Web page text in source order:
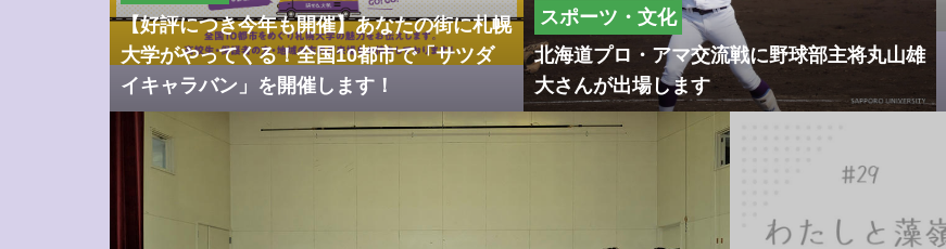
【好評につき今年も開催】あなたの街に札幌
大学がやってくる！全国10都市で「サツダ
イキャラバン」を開催します！
スポーツ・文化
北海道プロ・アマ交流戦に野球部主将丸山雄
大さんが出場します